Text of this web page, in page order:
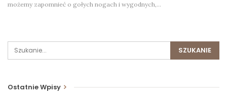
możemy zapomnieć o gołych nogach i wygodnych,…
Ostatnie Wpisy